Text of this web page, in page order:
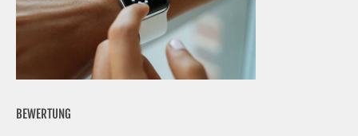
BEWERTUNG